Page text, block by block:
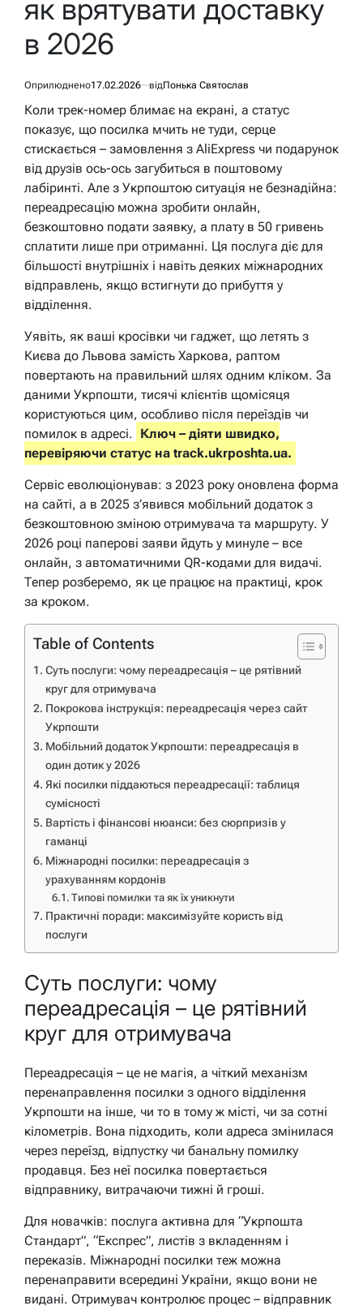
як врятувати доставку
в 2026
Оприлюднено17.02.2026 відПонька Святослав
Коли трек-номер блимає на екрані, а статус
показує, що посилка мчить не туди, серце
стискається – замовлення з AliExpress чи подарунок
від друзів ось-ось загубиться в поштовому
лабіринті. Але з Укрпоштою ситуація не безнадійна:
переадресацію можна зробити онлайн,
безкоштовно подати заявку, а плату в 50 гривень
сплатити лише при отриманні. Ця послуга діє для
більшості внутрішніх і навіть деяких міжнародних
відправлень, якщо встигнути до прибуття у
відділення.
Уявіть, як ваші кросівки чи гаджет, що летять з
Києва до Львова замість Харкова, раптом
повертають на правильний шлях одним кліком. За
даними Укрпошти, тисячі клієнтів щомісяця
користуються цим, особливо після переїздів чи
помилок в адресі. Ключ – діяти швидко,
перевіряючи статус на track.ukrposhta.ua.
Сервіс еволюціонував: з 2023 року оновлена форма
на сайті, а в 2025 з’явився мобільний додаток з
безкоштовною зміною отримувача та маршруту. У
2026 році паперові заяви йдуть у минуле – все
онлайн, з автоматичними QR-кодами для видачі.
Тепер розберемо, як це працює на практиці, крок
за кроком.
Table of Contents
Суть послуги: чому переадресація – це рятівний
круг для отримувача
Покрокова інструкція: переадресація через сайт
Укрпошти
Мобільний додаток Укрпошти: переадресація в
один дотик у 2026
Які посилки піддаються переадресації: таблиця
сумісності
Вартість і фінансові нюанси: без сюрпризів у
гаманці
Міжнародні посилки: переадресація з
урахуванням кордонів
Типові помилки та як їх уникнути
Практичні поради: максимізуйте користь від
послуги
Суть послуги: чому
переадресація – це рятівний
круг для отримувача
Переадресація – це не магія, а чіткий механізм
перенаправлення посилки з одного відділення
Укрпошти на інше, чи то в тому ж місті, чи за сотні
кілометрів. Вона підходить, коли адреса змінилася
через переїзд, відпустку чи банальну помилку
продавця. Без неї посилка повертається
відправнику, витрачаючи тижні й гроші.
Для новачків: послуга активна для “Укрпошта
Стандарт”, “Експрес”, листів з вкладенням і
переказів. Міжнародні посилки теж можна
перенаправити всередині України, якщо вони не
видані. Отримувач контролює процес – відправник